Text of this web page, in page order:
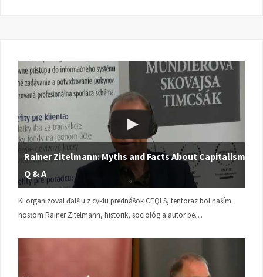
Rainer Zitelmann: Myths and Facts About Capitalism |
Q & A
KI organizoval ďalšiu z cyklu prednášok CEQLS, tentoraz bol naším
hosťom Rainer Zitelmann, historik, sociológ a autor be…